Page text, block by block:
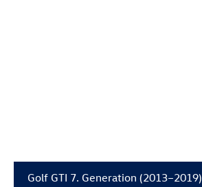
Golf GTI 7. Generation (2013–2019)